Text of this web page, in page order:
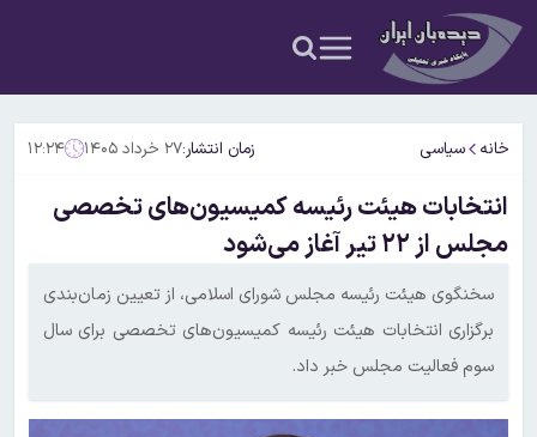
خانه سیاسی زمان انتشار:۲۷ خرداد ۱۴۰۵ ۱۲:۲۴
انتخابات هیئت‌ رئیسه کمیسیون‌های تخصصی
مجلس از ۲۲ تیر آغاز می‌شود
سخنگوی هیئت رئیسه مجلس شورای اسلامی، از تعیین زمان‌بندی
برگزاری انتخابات هیئت رئیسه کمیسیون‌های تخصصی برای سال
سوم فعالیت مجلس خبر داد.